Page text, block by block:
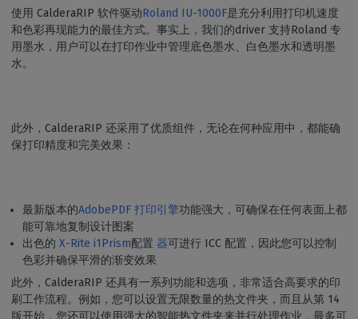
使用 CalderaRIP 软件驱动Roland IU-1000F是充分利用打印机速度
和色彩再现能力的最佳方式。事实上，我们的driver 支持Roland 专
用墨水，用户可以在打印作业中管理底色墨水、白色墨水和透明墨
水。
此外，CalderaRIP 还采用了优质组件，无论在何种应用中，都能确
保打印精度和完美效果：
最新版本的AdobePDF 打印引擎功能强大，可确保在任何表面上都
能可靠地复制设计图案
出色的 X-Rite i1Prism配置 器可进行 ICC 配置，因此您可以控制
色彩并确保平滑的渐变效果
此外，CalderaRIP 还具有一系列功能和选项，非常适合高要求的印
刷工作流程。例如，您可以设置无限数量的热文件夹，而且从第 14
版开始，您还可以使用强大的智能热文件夹来并行处理作业，最多可